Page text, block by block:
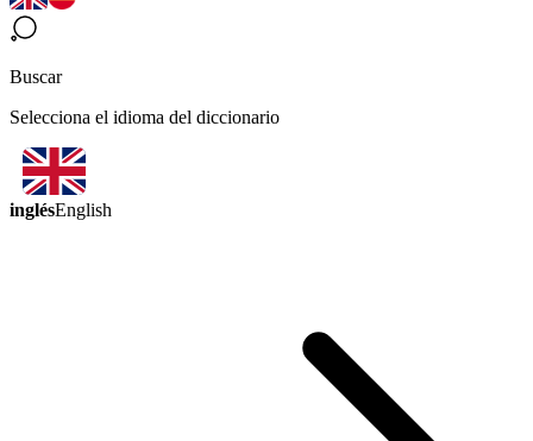
Buscar
Selecciona el idioma del diccionario
inglésEnglish